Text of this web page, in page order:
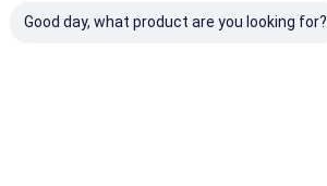
Good day, what product are you looking for?